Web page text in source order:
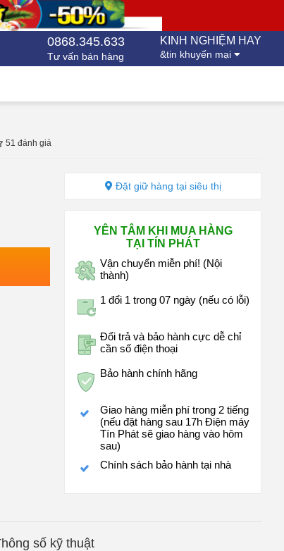
0868.345.633
Tư vấn bán hàng
KINH NGHIỆM HAY
&tin khuyến mại
51 đánh giá
Đặt giữ hàng tại siêu thị
YÊN TÂM KHI MUA HÀNG
TẠI TÍN PHÁT
Vận chuyển miễn phí! (Nội
thành)
1 đổi 1 trong 07 ngày (nếu có lỗi)
Đổi trả và bảo hành cực dễ chỉ
cần số điện thoại
Bảo hành chính hãng
Giao hàng miễn phí trong 2 tiếng
(nếu đặt hàng sau 17h Điện máy
Tín Phát sẽ giao hàng vào hôm
sau)
Chính sách bảo hành tại nhà
số kỹ thuật